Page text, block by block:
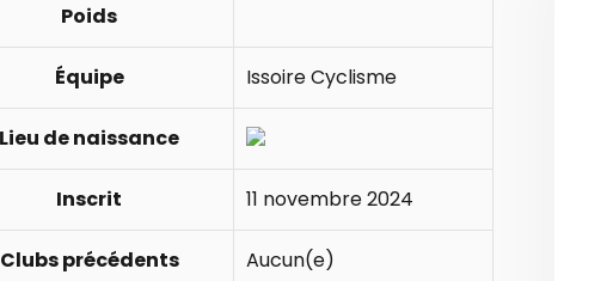
Poids
Équipe Issoire Cyclisme
Lieu de naissance
Inscrit 11 novembre 2024
Clubs précédents Aucun(e)